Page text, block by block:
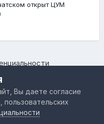
открыт ЦУМ
"Я люблю Камчатку –
Community
Вы даете согласие